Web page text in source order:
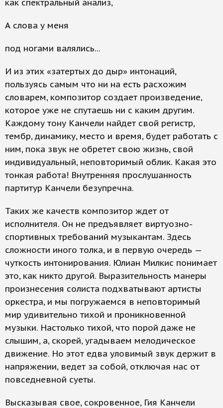
как спектральный анализ,
А слова у меня
под ногами валялись...
И из этих «затертых до дыр» интонаций,
пользуясь самым что ни на есть расхожим
словарем, композитор создает произведение,
которое уже не спутаешь ни с каким другим.
Каждому тону Канчели найдет свой регистр,
тембр, динамику, место и время, будет работать с
ним, пока звук не обретет свою жизнь, свой
индивидуальный, неповторимый облик. Какая это
тонкая работа! Внутренняя прослушанность
партитур Канчели безупречна.
Таких же качеств композитор ждет от
исполнителя. Он не предъявляет виртуозно-
спортивных требований музыкантам. Здесь
сложности иного толка, и в первую очередь —
чуткость интонирования. Юлиан Милкис понимает
это, как никто другой. Выразительность манеры
произнесения солиста подхватывают артисты
оркестра, и мы погружаемся в неповторимый
мир удивительно тихой и проникновенной
музыки. Настолько тихой, что порой даже не
слышим, а, скорей, угадываем мелодическое
движение. Но этот едва уловимый звук держит в
напряжении, ведет за собой, отключая нас от
повседневной суеты.
Высказывая свое, сокровенное, Гия Канчели